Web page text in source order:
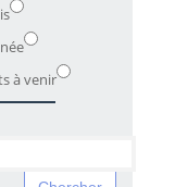
à venir